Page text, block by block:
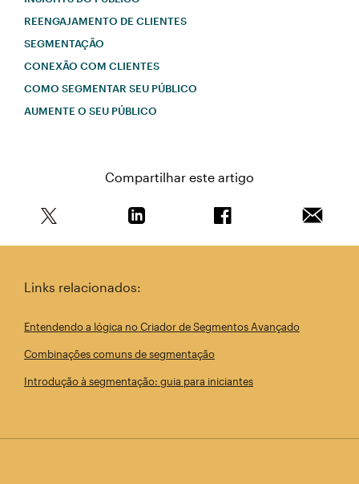
REENGAJAMENTO DE CLIENTES
SEGMENTAÇÃO
CONEXÃO COM CLIENTES
COMO SEGMENTAR SEU PÚBLICO
AUMENTE O SEU PÚBLICO
Compartilhar este artigo
Links relacionados:
Entendendo a lógica no Criador de Segmentos Avançado
Combinações comuns de segmentação
Introdução à segmentação: guia para iniciantes